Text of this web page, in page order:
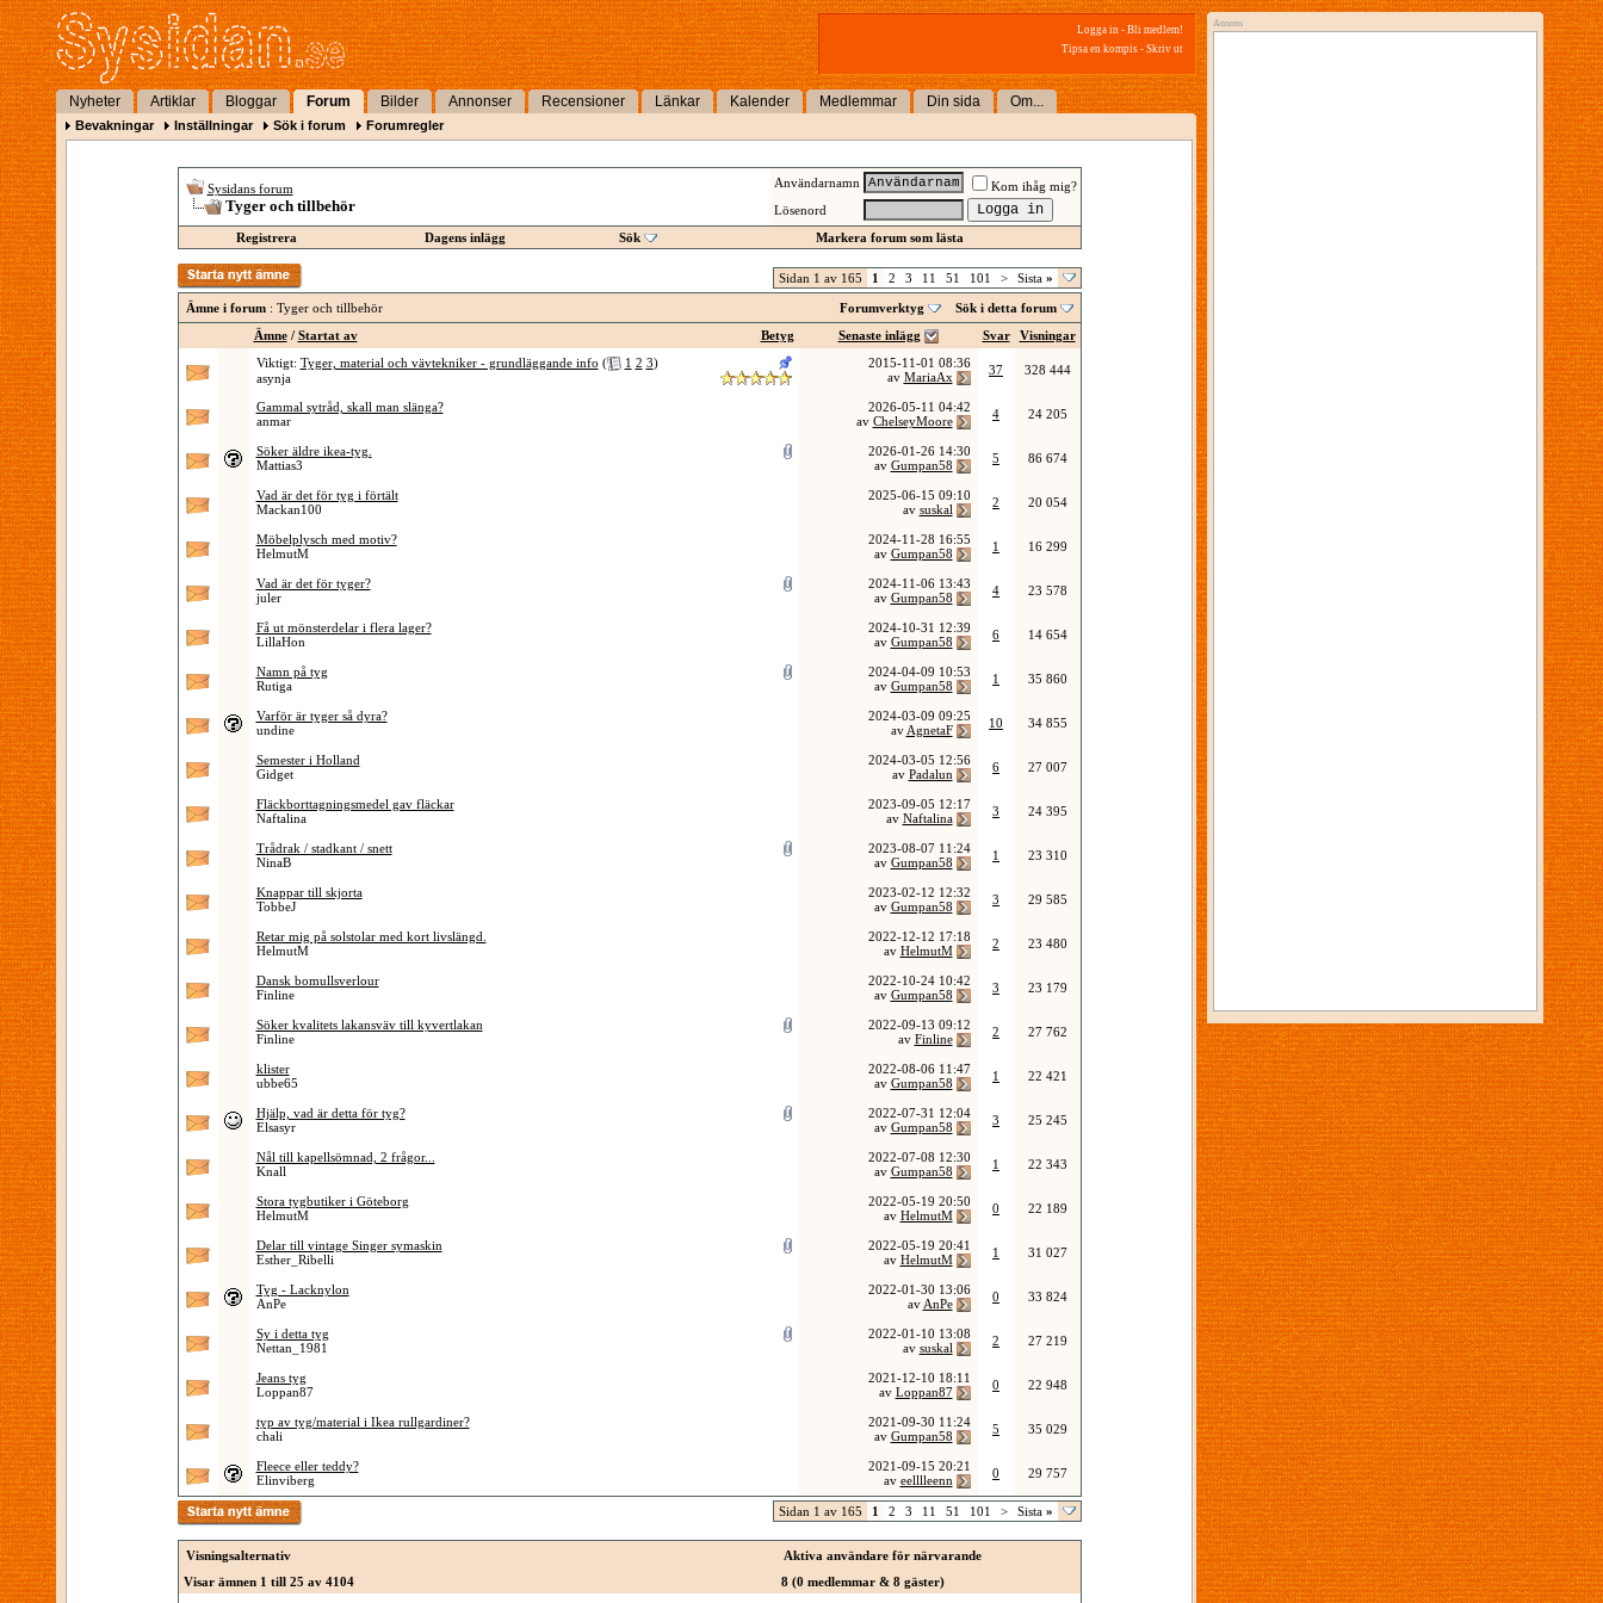
Logga in - Bli medlem!
Tipsa en kompis - Skriv ut
Nyheter Artiklar Bloggar Forum Bilder Annonser Recensioner Länkar Kalender Medlemmar Din sida Om...
Bevakningar Inställningar Sök i forum Forumregler
Sysidans forum
Tyger och tillbehör
Användarnamn
Kom ihåg mig?
Lösenord
Registrera
Dagens inlägg Sök Markera forum som lästa
Sidan 1 av 165 1 2 3 11 51 101 > Sista »
Ämne i forum: Tyger och tillbehör Forumverktyg
Sök i detta forum
Betyg
Ämne/ Startat av Senaste inlägg Svar
Visningar
Viktigt: Tyger, material och vävtekniker - grundläggande info ( 1 2 3)
asynja
2015-11-01 08:36
av MariaAx 37 328 444
Gammal sytråd, skall man slänga?
anmar
2026-05-11 04:42
av ChelseyMoore 4 24 205
Söker äldre ikea-tyg.
Mattias3
2026-01-26 14:30
av Gumpan58 5 86 674
Vad är det för tyg i förtält
Mackan100
2025-06-15 09:10
av suskal 2 20 054
Möbelplysch med motiv?
HelmutM
2024-11-28 16:55
av Gumpan58 1 16 299
Vad är det för tyger?
juler
2024-11-06 13:43
av Gumpan58 4 23 578
Få ut mönsterdelar i flera lager?
LillaHon
2024-10-31 12:39
av Gumpan58 6 14 654
Namn på tyg
Rutiga
2024-04-09 10:53
av Gumpan58 1 35 860
Varför är tyger så dyra?
undine
2024-03-09 09:25
av AgnetaF 10 34 855
Semester i Holland
Gidget
2024-03-05 12:56
av Padalun 6 27 007
Fläckborttagningsmedel gav fläckar
Naftalina
2023-09-05 12:17
av Naftalina 3 24 395
Trådrak / stadkant / snett
NinaB
2023-08-07 11:24
av Gumpan58 1 23 310
Knappar till skjorta
TobbeJ
2023-02-12 12:32
av Gumpan58 3 29 585
Retar mig på solstolar med kort livslängd.
HelmutM
2022-12-12 17:18
av HelmutM 2 23 480
Dansk bomullsverlour
Finline
2022-10-24 10:42
av Gumpan58 3 23 179
Söker kvalitets lakansväv till kyvertlakan
Finline
2022-09-13 09:12
av Finline 2 27 762
klister
ubbe65
2022-08-06 11:47
av Gumpan58 1 22 421
Hjälp, vad är detta för tyg?
Elsasyr
2022-07-31 12:04
av Gumpan58 3 25 245
Nål till kapellsömnad, 2 frågor...
Knall
2022-07-08 12:30
av Gumpan58 1 22 343
Stora tygbutiker i Göteborg
HelmutM
2022-05-19 20:50
av HelmutM 0 22 189
Delar till vintage Singer symaskin
Esther_Ribelli
2022-05-19 20:41
av HelmutM 1 31 027
Tyg - Lacknylon
AnPe
2022-01-30 13:06
av AnPe 0 33 824
Sy i detta tyg
Nettan_1981
2022-01-10 13:08
av suskal 2 27 219
Jeans tyg
Loppan87
2021-12-10 18:11
av Loppan87 0 22 948
typ av tyg/material i Ikea rullgardiner?
chali
2021-09-30 11:24
av Gumpan58 5 35 029
Fleece eller teddy?
Elinviberg
2021-09-15 20:21
av eelllleenn 0 29 757
Sidan 1 av 165 1 2 3 11 51 101 > Sista »
Visningsalternativ
Aktiva användare för närvarande
Visar ämnen 1 till 25 av 4104
8 (0 medlemmar & 8 gäster)
Annons